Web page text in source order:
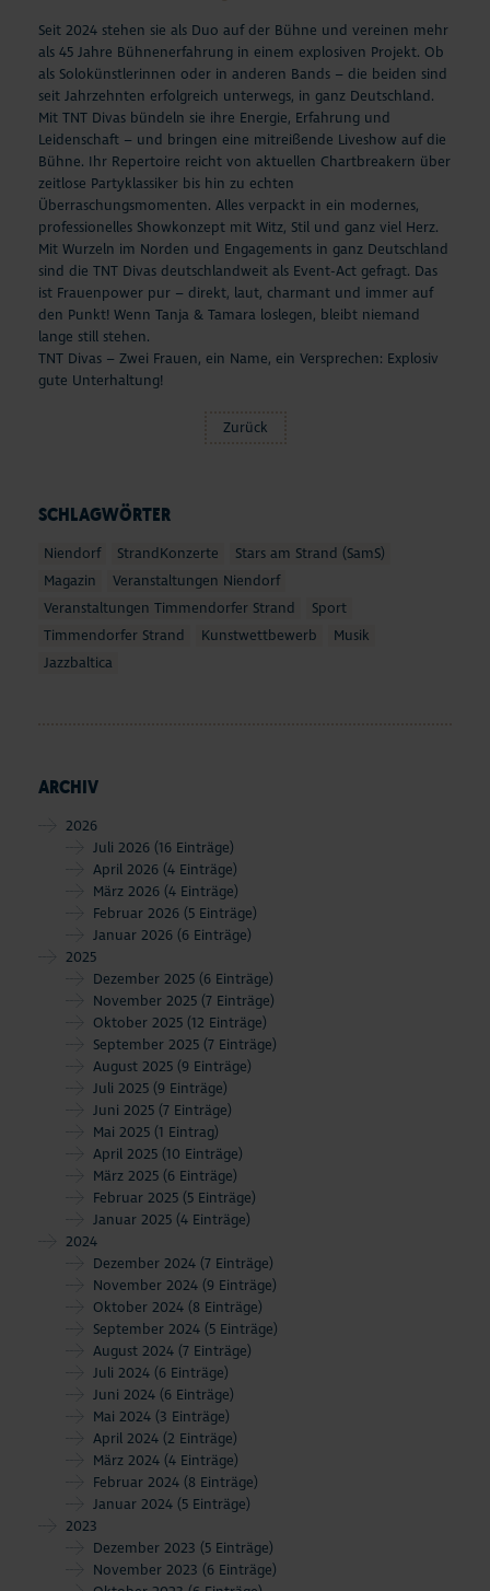
SCHLAGWÖRTER
Niendorf StrandKonzerte
Stars am Strand (SamS)
Magazin
Veranstaltungen Niendorf
Veranstaltungen Timmendorfer Strand
Sport
Timmendorfer Strand
Kunstwettbewerb
Musik
Jazzbaltica
ARCHIV
2026
Juli 2026 (16 Einträge)
April 2026 (4 Einträge)
März 2026 (4 Einträge)
Februar 2026 (5 Einträge)
Januar 2026 (6 Einträge)
2025
Dezember 2025 (6 Einträge)
November 2025 (7 Einträge)
Oktober 2025 (12 Einträge)
September 2025 (7 Einträge)
August 2025 (9 Einträge)
Juli 2025 (9 Einträge)
Juni 2025 (7 Einträge)
Mai 2025 (1 Eintrag)
April 2025 (10 Einträge)
März 2025 (6 Einträge)
Februar 2025 (5 Einträge)
Januar 2025 (4 Einträge)
2024
Dezember 2024 (7 Einträge)
November 2024 (9 Einträge)
Oktober 2024 (8 Einträge)
September 2024 (5 Einträge)
August 2024 (7 Einträge)
Juli 2024 (6 Einträge)
Juni 2024 (6 Einträge)
Mai 2024 (3 Einträge)
April 2024 (2 Einträge)
März 2024 (4 Einträge)
Februar 2024 (8 Einträge)
Januar 2024 (5 Einträge)
2023
Dezember 2023 (5 Einträge)
November 2023 (6 Einträge)
Seit 2024 stehen sie als Duo auf der Bühne und vereinen mehr
als 45 Jahre Bühnenerfahrung in einem explosiven Projekt. Ob
als Solokünstlerinnen oder in anderen Bands – die beiden sind
seit Jahrzehnten erfolgreich unterwegs, in ganz Deutschland.
Mit TNT Divas bündeln sie ihre Energie, Erfahrung und
Leidenschaft – und bringen eine mitreißende Liveshow auf die
Bühne. Ihr Repertoire reicht von aktuellen Chartbreakern über
zeitlose Partyklassiker bis hin zu echten
Überraschungsmomenten. Alles verpackt in ein modernes,
professionelles Showkonzept mit Witz, Stil und ganz viel Herz.
Mit Wurzeln im Norden und Engagements in ganz Deutschland
sind die TNT Divas deutschlandweit als Event-Act gefragt. Das
ist Frauenpower pur – direkt, laut, charmant und immer auf
den Punkt! Wenn Tanja & Tamara loslegen, bleibt niemand
lange still stehen.
TNT Divas – Zwei Frauen, ein Name, ein Versprechen: Explosiv
gute Unterhaltung!
Zurück